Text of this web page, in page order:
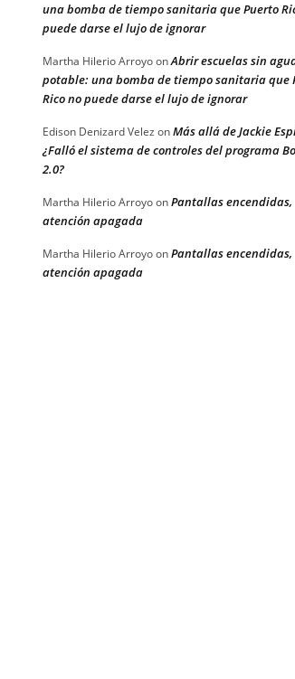
una bomba de tiempo sanitaria que Puerto
puede darse el lujo de ignorar
Martha Hilerio ArroyoonAbrir escuelas sin
potable: una bomba de tiempo sanitaria que
Rico no puede darse el lujo de ignorar
Edison Denizard Velez onMás allá de Jackie
¿Falló el sistema de controles del programa
2.0?
Martha Hilerio ArroyoonPantallas encendidas,
atención apagada
Martha Hilerio ArroyoonPantallas encendidas,
atención apagada